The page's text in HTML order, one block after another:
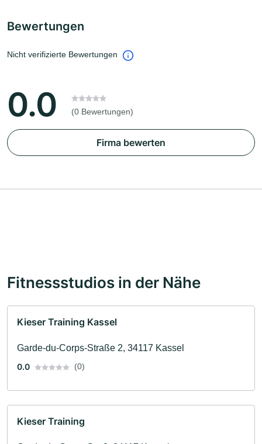
Bewertungen
Nicht verifizierte Bewertungen
0.0 (0 Bewertungen)
Firma bewerten
Fitnessstudios in der Nähe
Kieser Training Kassel
Garde-du-Corps-Straße 2, 34117 Kassel
0.0
(0)
Kieser Training